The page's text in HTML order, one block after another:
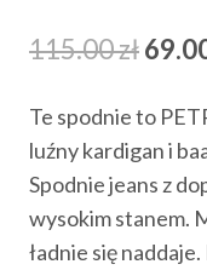
115.00zł
Te spodnie to
luźny kardigan i
Spodnie jeans z
wysokim stanem.
ładnie się